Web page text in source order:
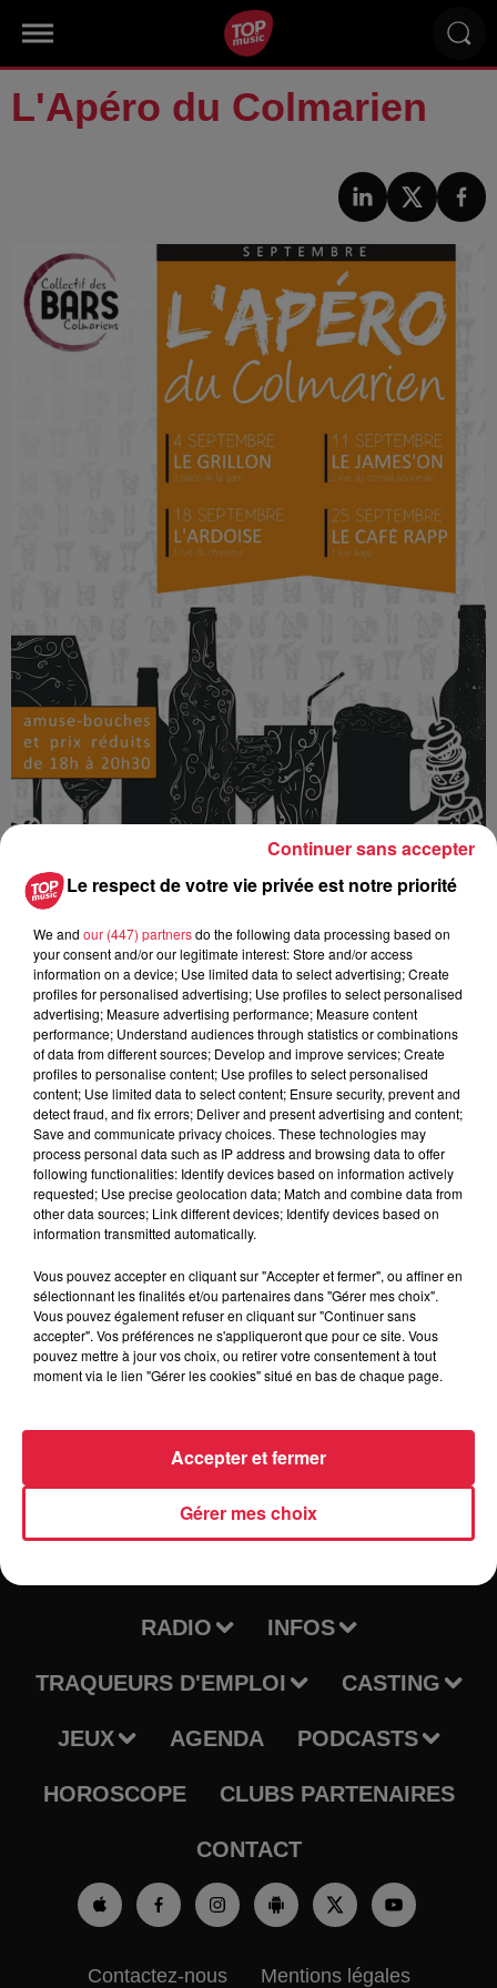
L'Apéro du Colmarien
Ajouter à votre calendrier
Date
du25 septembre 2019 à 0h00
au25 septembre 2019 à 0h00
Lieu Le Café Rapp - COLMAR (68)
Organisateur
https://www.facebook.com/
Tarif Gratuit
RADIO INFOS
TRAQUEURS D'EMPLOI CASTING
JEUX AGENDA PODCASTS
HOROSCOPE CLUBS PARTENAIRES
CONTACT
Contactez-nous Mentions légales
Le respect de votre vie privée est notre priorité
We and our (447) partnersdo the following data processing based on
your consent and/or our legitimate interest: Store and/or access
information on a device; Use limited data to select advertising; Create
profiles for personalised advertising; Use profiles to select personalised
advertising; Measure advertising performance; Measure content
performance; Understand audiences through statistics or combinations
of data from different sources; Develop and improve services; Create
profiles to personalise content; Use profiles to select personalised
content; Use limited data to select content; Ensure security, prevent and
detect fraud, and fix errors; Deliver and present advertising and content;
Save and communicate privacy choices. These technologies may
process personal data such as IP address and browsing data to offer
following functionalities: Identify devices based on information actively
requested; Use precise geolocation data; Match and combine data from
other data sources; Link different devices; Identify devices based on
information transmitted automatically.
Vous pouvez accepter en cliquant sur "Accepter et fermer", ou affiner en
sélectionnant les finalités et/ou partenaires dans "Gérer mes choix".
Vous pouvez également refuser en cliquant sur "Continuer sans
accepter". Vos préférences ne s'appliqueront que pour ce site. Vous
pouvez mettre à jour vos choix, ou retirer votre consentement à tout
moment via le lien "Gérer les cookies" situé en bas de chaque page.
Gérer mes choix
Accepter et fermer
Continuer sans accepter